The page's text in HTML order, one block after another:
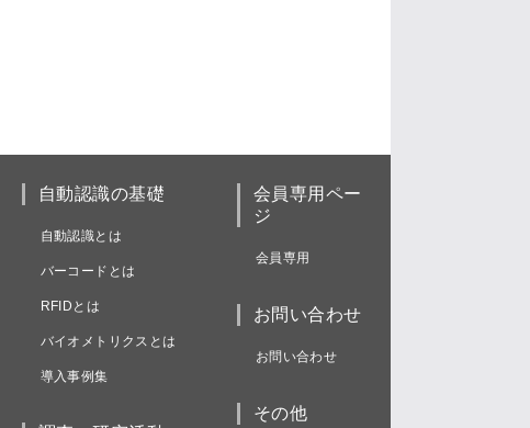
自動認識の基礎
自動認識とは
バーコードとは
RFIDとは
バイオメトリクスとは
導入事例集
会員専用ペー
ジ
会員専用
お問い合わせ
お問い合わせ
その他